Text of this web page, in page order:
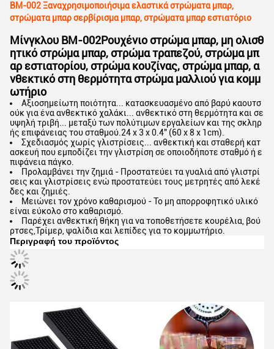
BM-002 Ξαναχρησιμοποιήσιμα ελαστικά στρώματα μπαρ,
στρώματα μπαρ σερβίρισμα μπαρ, στρώματα μπαρ εστιατόριο
Μίνγκλου BM-002Ρουχένιο στρώμα μπαρ, μη ολισθ
ητικό στρώμα μπαρ, στρώμα τραπεζού, στρώμα μπ
αρ εστιατορίου, στρώμα κουζίνας, στρώμα μπαρ, α
νθεκτικό στη θερμότητα στρώμα μαλλιού για κομμ
ωτήριο
Αξιοσημείωτη ποιότητα... κατασκευασμένο από βαρύ καουτσ
ούκ για ένα ανθεκτικό χαλάκι... ανθεκτικό στη θερμότητα και σε
υψηλή τριβή... μεταξύ των πολύτιμων εργαλείων και της σκληρ
ής επιφάνειας του σταθμού.24 x 3 x 0.4" (60 x 8 x 1cm).
Σχεδιασμός χωρίς γλιστρίσεις... ανθεκτική και σταθερή κατ
ασκευή που εμποδίζει την γλιστρίση σε οποιοδήποτε σταθμό ή ε
πιφάνεια πάγκο.
Προλαμβάνει την ζημιά - Προστατεύει τα γυαλιά από γλιστρί
σεις και γλιστρίσεις ενώ προστατεύει τους μετρητές από λεκέ
δες και ζημιές.
Μειώνει τον χρόνο καθαρισμού - Το μη απορροφητικό υλικό
είναι εύκολο στο καθαρισμό.
Παρέχει ανθεκτική θήκη για να τοποθετήσετε κουρέλια, βού
ρτσες,Τρίμερ, ψαλίδια και λεπίδες για το κομμωτήριο.
Περιγραφή του προϊόντος